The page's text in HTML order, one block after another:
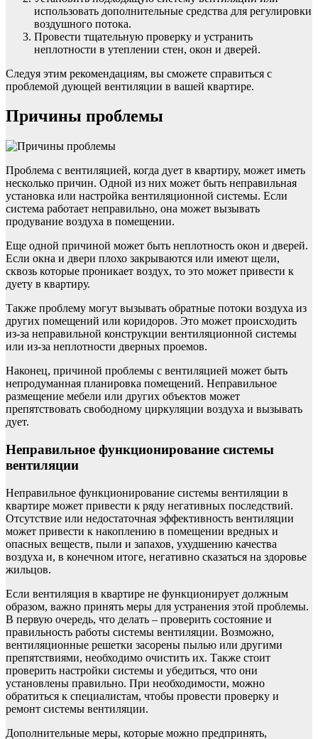
использовать дополнительные средства для регулировки
воздушного потока.
Провести тщательную проверку и устранить
неплотности в утеплении стен, окон и дверей.
Следуя этим рекомендациям, вы сможете справиться с
проблемой дующей вентиляции в вашей квартире.
Причины проблемы
Проблема с вентиляцией, когда дует в квартиру, может иметь
несколько причин. Одной из них может быть неправильная
установка или настройка вентиляционной системы. Если
система работает неправильно, она может вызывать
продувание воздуха в помещении.
Еще одной причиной может быть неплотность окон и дверей.
Если окна и двери плохо закрываются или имеют щели,
сквозь которые проникает воздух, то это может привести к
дуету в квартиру.
Также проблему могут вызывать обратные потоки воздуха из
других помещений или коридоров. Это может происходить
из-за неправильной конструкции вентиляционной системы
или из-за неплотности дверных проемов.
Наконец, причиной проблемы с вентиляцией может быть
непродуманная планировка помещений. Неправильное
размещение мебели или других объектов может
препятствовать свободному циркуляции воздуха и вызывать
дует.
Неправильное функционирование системы
вентиляции
Неправильное функционирование системы вентиляции в
квартире может привести к ряду негативных последствий.
Отсутствие или недостаточная эффективность вентиляции
может привести к накоплению в помещении вредных и
опасных веществ, пыли и запахов, ухудшению качества
воздуха и, в конечном итоге, негативно сказаться на здоровье
жильцов.
Если вентиляция в квартире не функционирует должным
образом, важно принять меры для устранения этой проблемы.
В первую очередь, что делать – проверить состояние и
правильность работы системы вентиляции. Возможно,
вентиляционные решетки засорены пылью или другими
препятствиями, необходимо очистить их. Также стоит
проверить настройки системы и убедиться, что они
установлены правильно. При необходимости, можно
обратиться к специалистам, чтобы провести проверку и
ремонт системы вентиляции.
Дополнительные меры, которые можно предпринять,